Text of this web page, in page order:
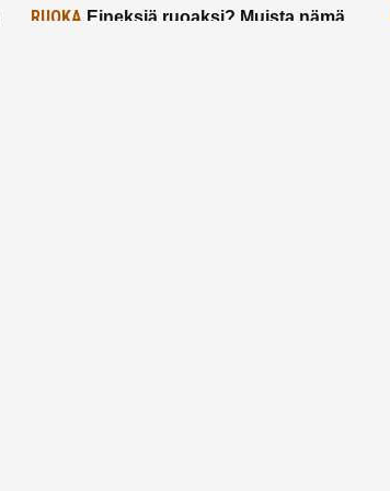
RUOKA Eineksiä ruoaksi? Muista nämä